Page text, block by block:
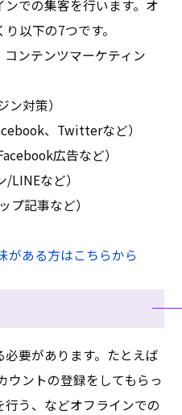
での集客を行います。オ
以下の7つです。
コンテンツマーケティン
ン対策）
、Twitterなど）
広告など）
LINEなど）
プ記事など）
がある方はこちらから
要があります。たとえば
ウントの登録をしてもらっ
う、などオフラインでの